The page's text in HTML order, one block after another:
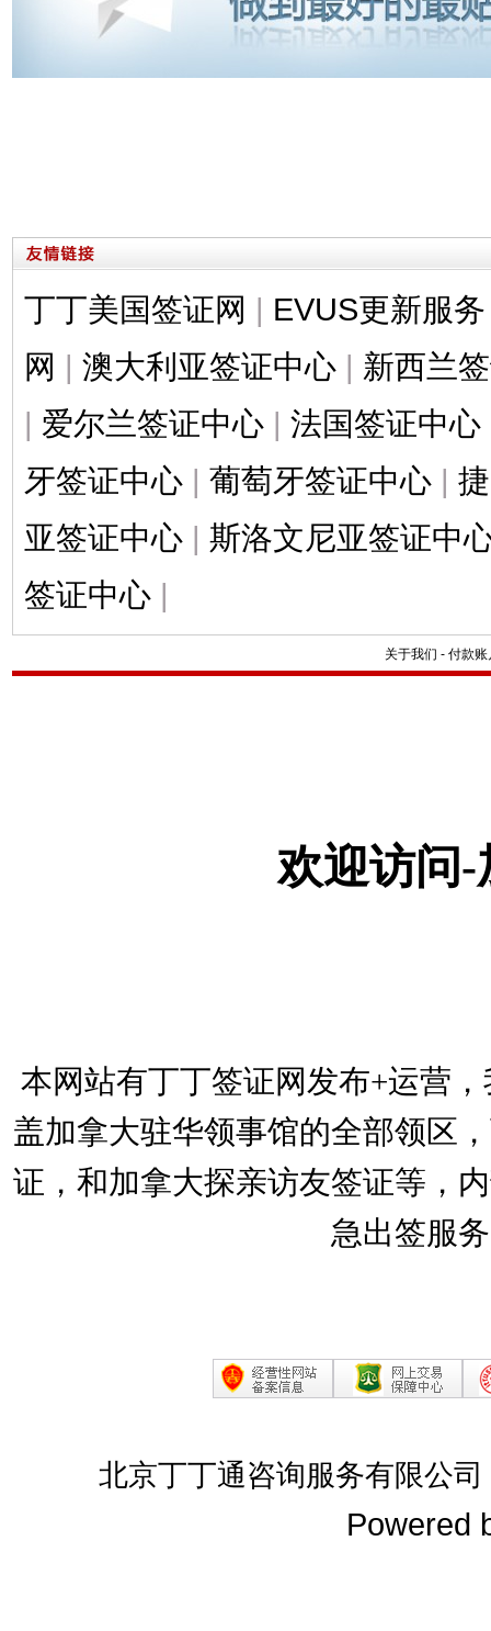
丁丁美国签证网 | EVUS更新服务
网 | 澳大利亚签证中心 | 新西兰
| 爱尔兰签证中心 | 法国签证中心
牙签证中心 | 葡萄牙签证中心 |
亚签证中心 | 斯洛文尼亚签证中
签证中心 |
关于我们 - 付款账
欢迎访问-
本网站有丁丁签证网发布+运营
盖加拿大驻华领事馆的全部领区
证，和加拿大探亲访友签证等，
急出签服
北京丁丁通咨询服务有限公
Powered